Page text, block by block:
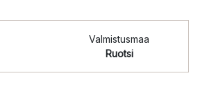
Valmistusmaa
Ruotsi